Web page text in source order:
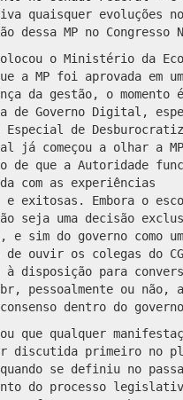
quaisquer evoluções
dessa MP no Congresso
o Ministério da
a MP foi aprovada em
da gestão, o momento
de Governo Digital,
de
já começou a olhar a
de que a Autoridade
com as experiências
exitosas. Embora o
seja uma decisão
e sim do governo como
de ouvir os colegas do
à disposição para
pessoalmente ou não,
consenso dentro do
que qualquer
discutida primeiro no
se definiu no
do processo